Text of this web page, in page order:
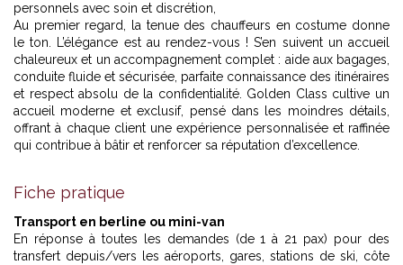
personnels avec soin et discrétion,
Au premier regard, la tenue des chauffeurs en costume donne
le ton. L’élégance est au rendez-vous ! S’en suivent un accueil
chaleureux et un accompagnement complet : aide aux bagages,
conduite fluide et sécurisée, parfaite connaissance des itinéraires
et respect absolu de la confidentialité. Golden Class cultive un
accueil moderne et exclusif, pensé dans les moindres détails,
offrant à chaque client une expérience personnalisée et raffinée
qui contribue à bâtir et renforcer sa réputation d’excellence.
Fiche pratique
Transport en berline ou mini-van
En réponse à toutes les demandes (de 1 à 21 pax) pour des
transfert depuis/vers les aéroports, gares, stations de ski, côte